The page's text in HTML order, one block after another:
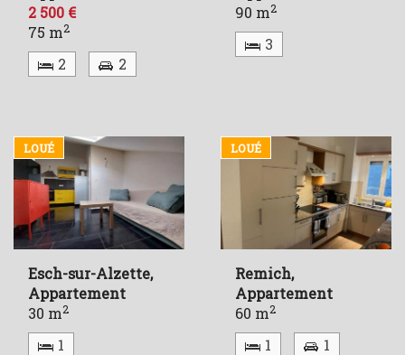
2 500 €
75 m2
2 2
90 m2
3
LOUÉ
Esch-sur-Alzette,
Appartement
30 m2
1
LOUÉ
Remich,
Appartement
60 m2
1 1